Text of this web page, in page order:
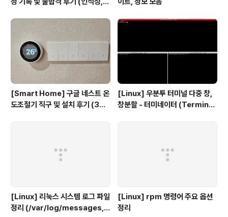
[Smart Home] 구글 네스트 온
도조절기 직구 및 설치 후기 (3세
[Linux] 우분투 터미널 다중 창,
창분할 - 터미네이터 (Terminat
[Linux] 리눅스 시스템 로그 파일
정리 (/var/log/messages, s
[Linux] rpm 명령어 주요 옵션
정리